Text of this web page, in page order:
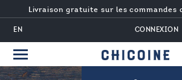
EN
Livraison gratuite sur les commandes
CONNEXION